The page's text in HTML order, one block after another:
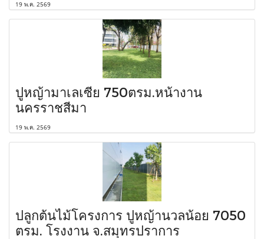
19 พ.ค. 2569
ปูหญ้ามาเลเซีย 750ตรม.หน้างาน
นครราชสีมา
19 พ.ค. 2569
ปลูกต้นไม้โครงการ ปูหญ้านวลน้อย 7050
ตรม. โรงงาน จ.สมุทรปราการ